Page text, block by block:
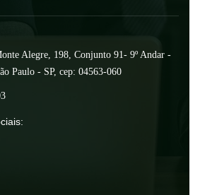
Alegre, 198, Conjunto 91- 9º Andar -
Paulo - SP, cep: 04563-060